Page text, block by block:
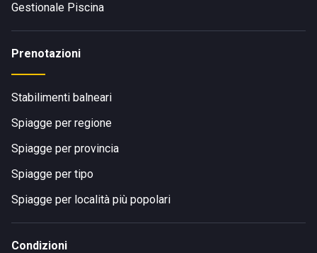
Gestionale Piscina
Prenotazioni
Stabilimenti balneari
Spiagge per regione
Spiagge per provincia
Spiagge per tipo
Spiagge per località più popolari
Condizioni